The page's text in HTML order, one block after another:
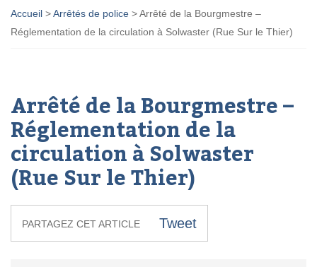
Accueil >Arrêtés de police >Arrêté de la Bourgmestre –
Réglementation de la circulation à Solwaster (Rue Sur le Thier)
Arrêté de la Bourgmestre –
Réglementation de la
circulation à Solwaster
(Rue Sur le Thier)
PARTAGEZ CET ARTICLE Tweet